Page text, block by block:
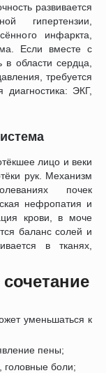
развивается
гипертензии,
инфаркта,
Если вместе с
области сердца,
требуется
диагностика: ЭКГ,
лицо и веки
рук. Механизм
почек
нефропатия и
крови, в моче
баланс солей и
в тканях,
уменьшаться к
пены;
головные боли;